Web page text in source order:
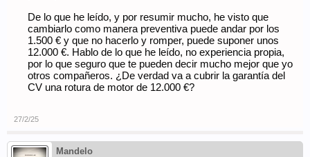
De lo que he leído, y por resumir mucho, he visto que
cambiarlo como manera preventiva puede andar por los
1.500 € y que no hacerlo y romper, puede suponer unos
12.000 €. Hablo de lo que he leído, no experiencia propia,
por lo que seguro que te pueden decir mucho mejor que yo
otros compañeros. ¿De verdad va a cubrir la garantía del
CV una rotura de motor de 12.000 €?
27/2/25
Mandelo